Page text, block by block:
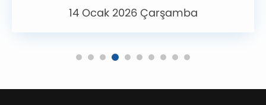
14 Ocak 2026 Çarşamba